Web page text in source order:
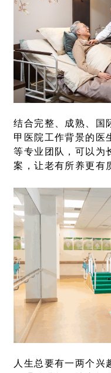
结合完整、成熟、国
甲医院工作背景的医
等专业团队，可以为
案，让老有所养更有
人生总要有一两个兴